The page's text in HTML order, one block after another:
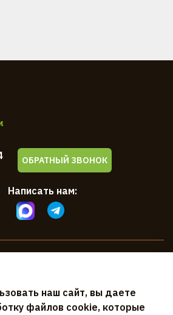
Написать нам:
ОБРАТНЫЙ ЗВОНОК
наш сайт, вы даете
файлов cookie, которые